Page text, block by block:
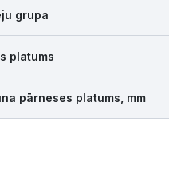
grupa
platums
pārneses platums, mm